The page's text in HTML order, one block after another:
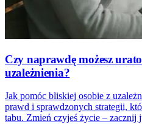
Czy naprawdę możesz
uzależnienia?
Jak pomóc bliskiej osobie z
prawd i sprawdzonych strategii,
tabu. Zmień czyjeś życie – zacznij